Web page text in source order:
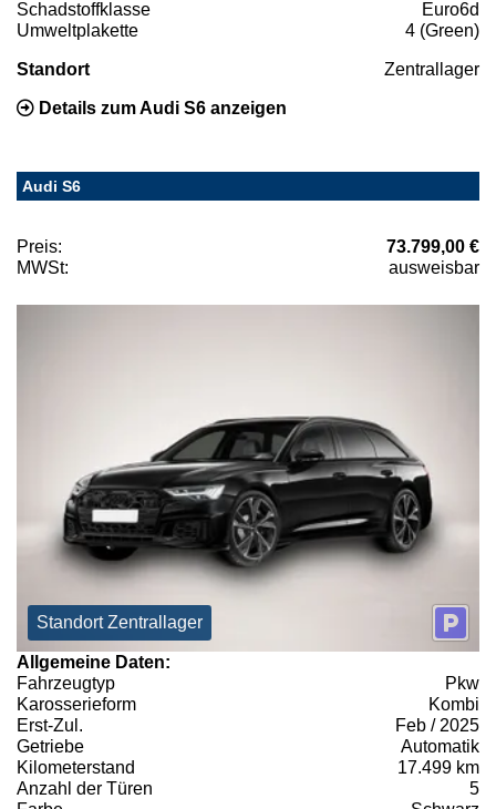
Schadstoffklasse
Euro6d
Umweltplakette
4 (Green)
Standort Zentrallager
Details zum Audi S6 anzeigen
Audi S6
Preis:
73.799,00 €
MWSt:
ausweisbar
Standort Zentrallager
Allgemeine Daten:
Fahrzeugtyp
Pkw
Karosserieform
Kombi
Erst-Zul.
Feb / 2025
Getriebe
Automatik
Kilometerstand
17.499 km
Anzahl der Türen
5